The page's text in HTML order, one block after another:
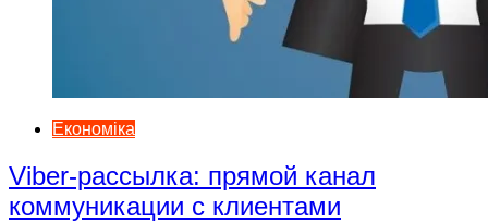
Економіка
Viber-рассылка: прямой канал
коммуникации с клиентами